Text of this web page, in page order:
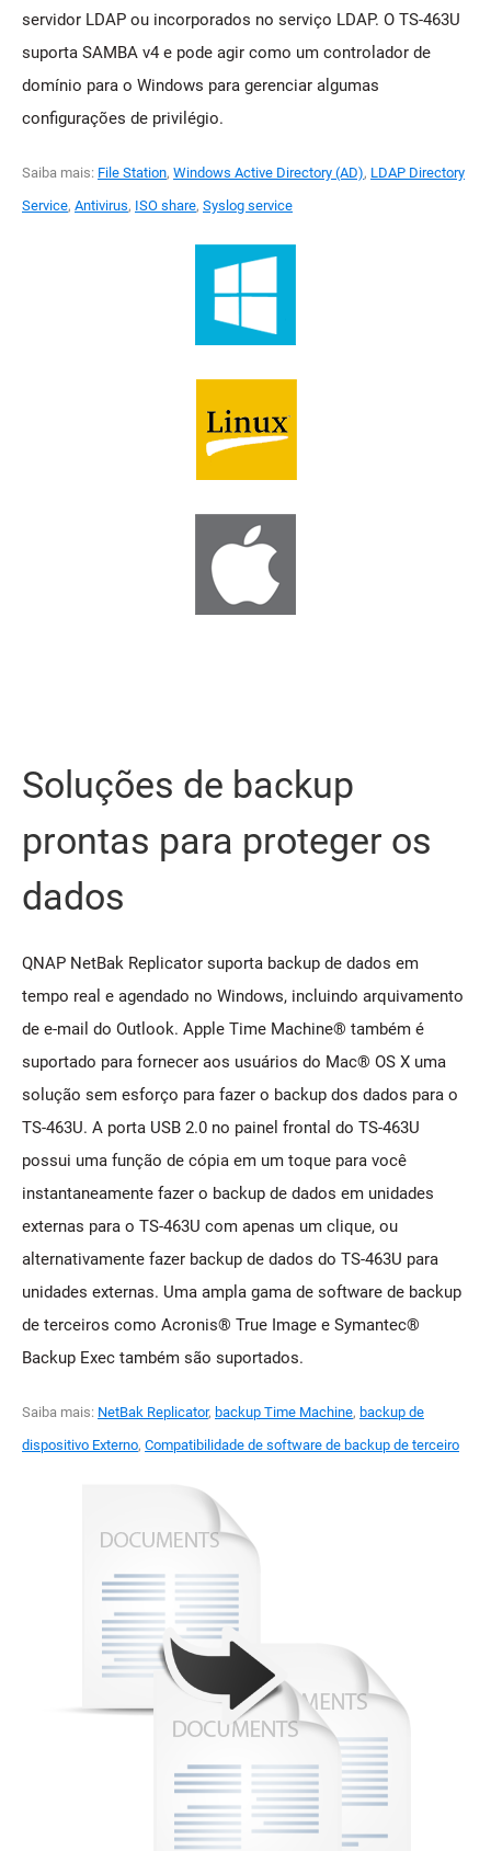
servidor LDAP ou incorporados no serviço LDAP. O TS-463U
suporta SAMBA v4 e pode agir como um controlador de
domínio para o Windows para gerenciar algumas
configurações de privilégio.
Saiba mais: File Station, Windows Active Directory (AD), LDAP Directory
Service, Antivirus, ISO share, Syslog service
Soluções de backup
prontas para proteger os
dados
QNAP NetBak Replicator suporta backup de dados em
tempo real e agendado no Windows, incluindo arquivamento
de e-mail do Outlook. Apple Time Machine® também é
suportado para fornecer aos usuários do Mac® OS X uma
solução sem esforço para fazer o backup dos dados para o
TS-463U. A porta USB 2.0 no painel frontal do TS-463U
possui uma função de cópia em um toque para você
instantaneamente fazer o backup de dados em unidades
externas para o TS-463U com apenas um clique, ou
alternativamente fazer backup de dados do TS-463U para
unidades externas. Uma ampla gama de software de backup
de terceiros como Acronis® True Image e Symantec®
Backup Exec também são suportados.
Saiba mais: NetBak Replicator, backup Time Machine, backup de
dispositivo Externo, Compatibilidade de software de backup de terceiro